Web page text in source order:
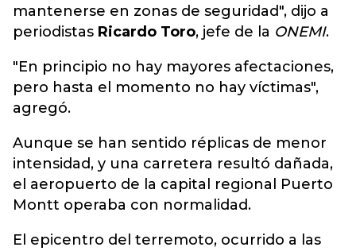
mantenerse en zonas de seguridad", dijo a
periodistas Ricardo Toro, jefe de la ONEMI.
"En principio no hay mayores afectaciones,
pero hasta el momento no hay víctimas",
agregó.
Aunque se han sentido réplicas de menor
intensidad, y una carretera resultó dañada,
el aeropuerto de la capital regional Puerto
Montt operaba con normalidad.
El epicentro del terremoto, ocurrido a las